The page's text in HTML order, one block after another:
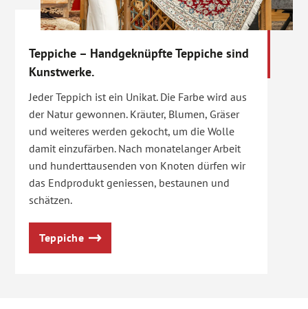
Teppiche – Handgeknüpfte Teppiche sind
Kunstwerke.
Jeder Teppich ist ein Unikat. Die Farbe wird aus
der Natur gewonnen. Kräuter, Blumen, Gräser
und weiteres werden gekocht, um die Wolle
damit einzufärben. Nach monatelanger Arbeit
und hunderttausenden von Knoten dürfen wir
das Endprodukt geniessen, bestaunen und
schätzen.
Teppiche